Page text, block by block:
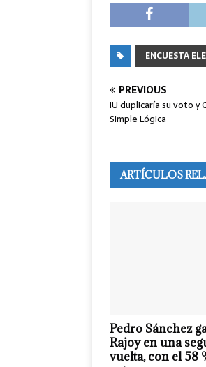
ENCUESTA
PREVIOUS
IU duplicaría su voto y
Simple Lógica
ARTÍCULOS
Pedro Sánchez
Rajoy en una
vuelta, con el 58